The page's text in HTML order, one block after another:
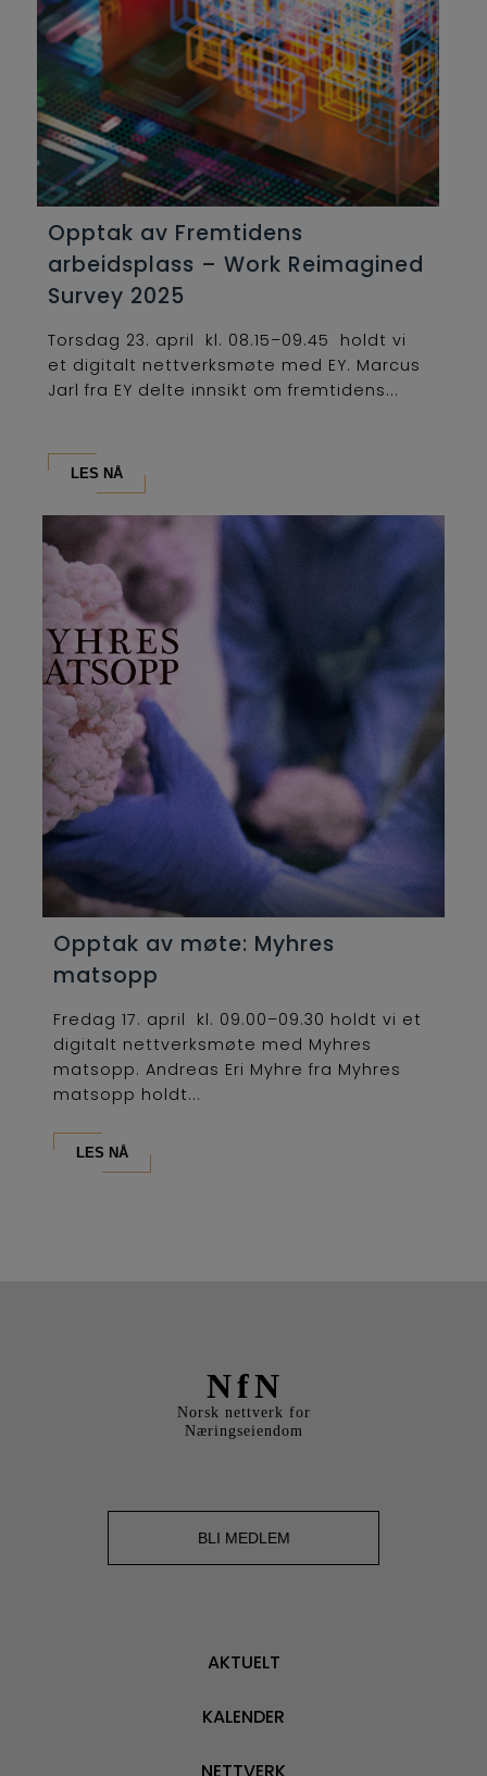
Opptak av Fremtidens
arbeidsplass – Work Reimagined
Survey 2025
Torsdag 23. april kl. 08.15–09.45 holdt vi
et digitalt nettverksmøte med EY. Marcus
Jarl fra EY delte innsikt om fremtidens...
LES NÅ
Opptak av møte: Myhres
matsopp
Fredag 17. april kl. 09.00–09.30 holdt vi et
digitalt nettverksmøte med Myhres
matsopp. Andreas Eri Myhre fra Myhres
matsopp holdt...
LES NÅ
NfN
Norsk nettverk for
Næringseiendom
BLI MEDLEM
AKTUELT
KALENDER
NETTVERK